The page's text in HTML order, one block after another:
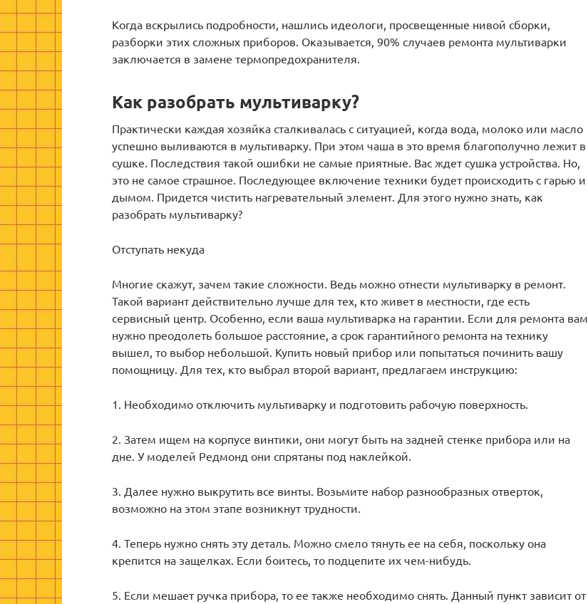
Когда вскрылись подробности, нашлись идеологи, просвещенные нивой сборки,
разборки этих сложных приборов. Оказывается, 90% случаев ремонта мультиварки
заключается в замене термопредохранителя.
Как разобрать мультиварку?
Практически каждая хозяйка сталкивалась с ситуацией, когда вода, молоко или масло
успешно выливаются в мультиварку. При этом чаша в это время благополучно лежит в
сушке. Последствия такой ошибки не самые приятные. Вас ждет сушка устройства. Но,
это не самое страшное. Последующее включение техники будет происходить с гарью и
дымом. Придется чистить нагревательный элемент. Для этого нужно знать, как
разобрать мультиварку?
Отступать некуда
Многие скажут, зачем такие сложности. Ведь можно отнести мультиварку в ремонт.
Такой вариант действительно лучше для тех, кто живет в местности, где есть
сервисный центр. Особенно, если ваша мультиварка на гарантии. Если для ремонта вам
нужно преодолеть большое расстояние, а срок гарантийного ремонта на технику
вышел, то выбор небольшой. Купить новый прибор или попытаться починить вашу
помощницу. Для тех, кто выбрал второй вариант, предлагаем инструкцию:
1. Необходимо отключить мультиварку и подготовить рабочую поверхность.
2. Затем ищем на корпусе винтики, они могут быть на задней стенке прибора или на
дне. У моделей Редмонд они спрятаны под наклейкой.
3. Далее нужно выкрутить все винты. Возьмите набор разнообразных отверток,
возможно на этом этапе возникнут трудности.
4. Теперь нужно снять эту деталь. Можно смело тянуть ее на себя, поскольку она
крепится на защелках. Если боитесь, то подцепите их чем-нибудь.
5. Если мешает ручка прибора, то ее также необходимо снять. Данный пункт зависит от